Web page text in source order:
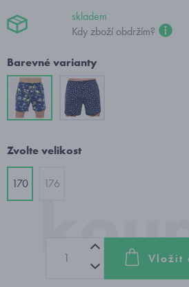
skladem
Kdy zboží obdržím?
Barevné varianty
Zvolte velikost
170 176
Vložit